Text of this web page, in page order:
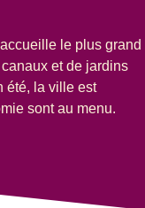
le plus grand
et de jardins
été, la ville est
sont au menu.